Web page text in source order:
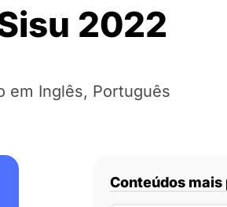
2022
em Inglês, Português
Conteúdos mais